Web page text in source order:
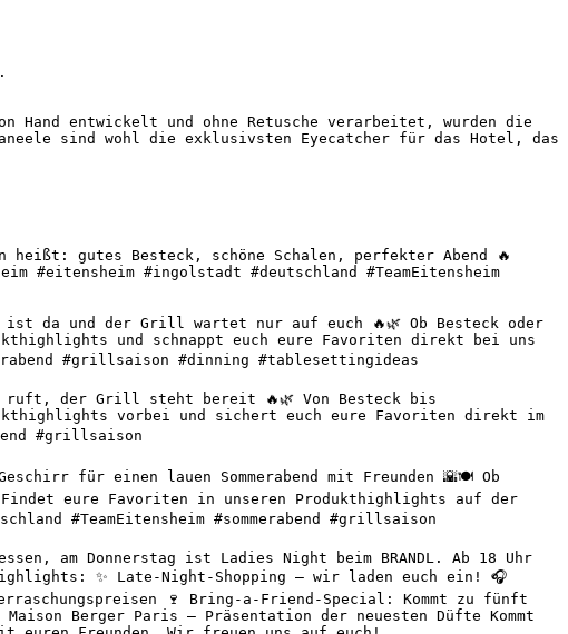
Hand entwickelt und ohne Retusche verarbeitet, wurden die
sind wohl die exklusivsten Eyecatcher für das Hotel, das
heißt: gutes Besteck, schöne Schalen, perfekter Abend 🔥
#ingolstadt #deutschland #TeamEitensheim
ist da und der Grill wartet nur auf euch 🔥🌿 Ob Besteck oder
und schnappt euch eure Favoriten direkt bei uns
#grillsaison #dinning #tablesettingideas
ruft, der Grill steht bereit 🔥🌿 Von Besteck bis
vorbei und sichert euch eure Favoriten direkt im
#grillsaison
für einen lauen Sommerabend mit Freunden 🌇🍽️ Ob
Findet eure Favoriten in unseren Produkthighlights auf der
#TeamEitensheim #sommerabend #grillsaison
am Donnerstag ist Ladies Night beim BRANDL. Ab 18 Uhr
✨ Late-Night-Shopping – wir laden euch ein! 🎧
🍷 Bring-a-Friend-Special: Kommt zu fünft
Berger Paris – Präsentation der neuesten Düfte Kommt